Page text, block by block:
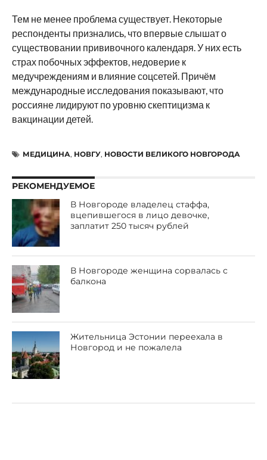
Тем не менее проблема существует. Некоторые
респонденты признались, что впервые слышат о
существовании прививочного календаря. У них есть
страх побочных эффектов, недоверие к
медучреждениям и влияние соцсетей. Причём
международные исследования показывают, что
россияне лидируют по уровню скептицизма к
вакцинации детей.
МЕДИЦИНА, НОВГУ, НОВОСТИ ВЕЛИКОГО НОВГОРОДА
РЕКОМЕНДУЕМОЕ
В Новгороде владелец стаффа,
вцепившегося в лицо девочке,
заплатит 250 тысяч рублей
В Новгороде женщина сорвалась с
балкона
Жительница Эстонии переехала в
Новгород и не пожалела